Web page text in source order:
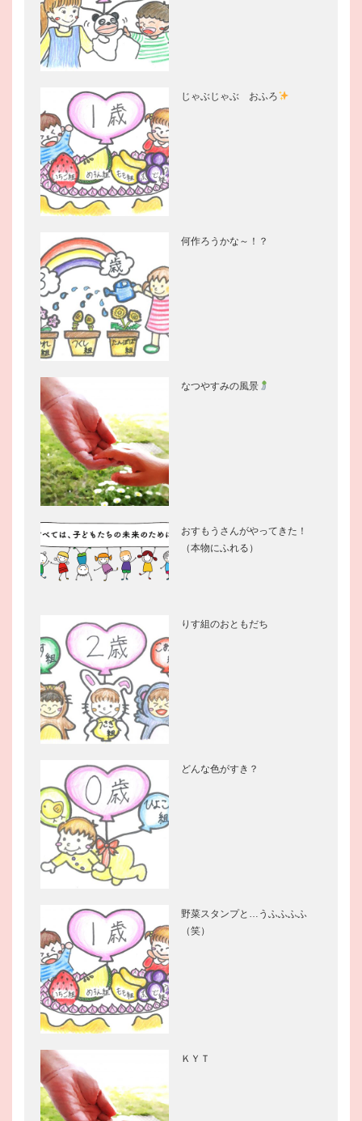
じゃぶじゃぶ おふろ
何作ろうかな～！？
なつやすみの風景
おすもうさんがやってきた！
（本物にふれる）
りす組のおともだち
どんな色がすき？
野菜スタンプと…うふふふふ
（笑）
ＫＹＴ